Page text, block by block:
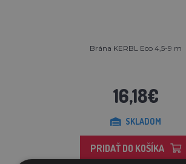
Brána KERBL Eco 4,5-9 m
16,18€
SKLADOM
PRIDAŤ DO KOŠÍKA